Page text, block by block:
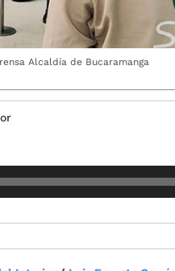
Alcaldía de Bucaramanga